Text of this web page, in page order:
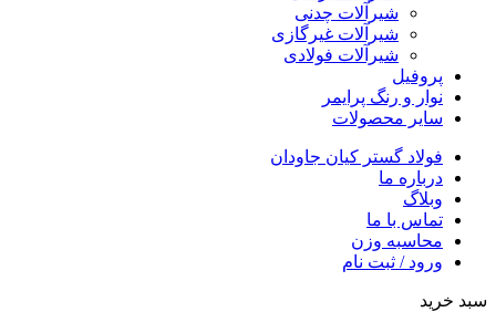
شیرآلات چدنی
شیرآلات غیرگازی
شیرآلات فولادی
پروفیل
نوار و رنگ پرایمر
سایر محصولات
فولاد گستر کیان جاودان
درباره ما
وبلاگ
تماس با ما
محاسبه وزن
ورود / ثبت نام
سبد خرید